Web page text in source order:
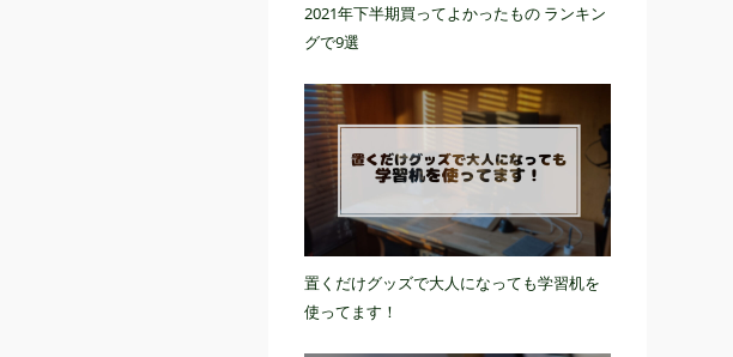
2021年下半期買ってよかったもの ランキン
グで9選
置くだけグッズで大人になっても学習机を
使ってます！